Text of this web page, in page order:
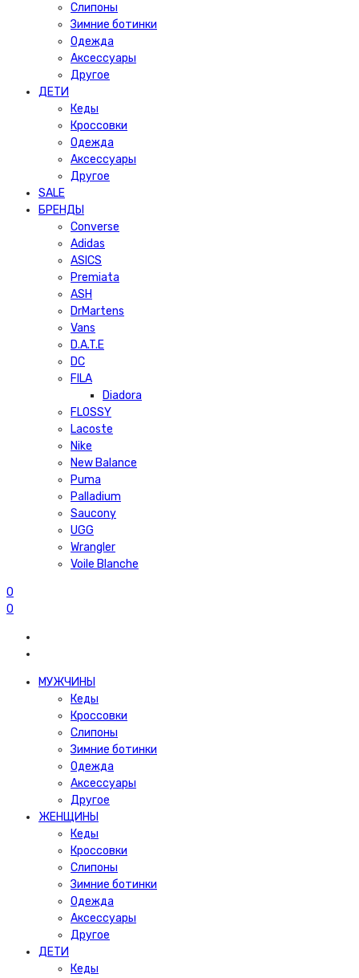
Слипоны
Зимние ботинки
Одежда
Аксессуары
Другое
ДЕТИ
Кеды
Кроссовки
Одежда
Аксессуары
Другое
SALE
БРЕНДЫ
Converse
Adidas
ASICS
Premiata
ASH
DrMartens
Vans
D.A.T.E
DC
FILA
Diadora
FLOSSY
Lacoste
Nike
New Balance
Puma
Palladium
Saucony
UGG
Wrangler
Voile Blanche
0
0
МУЖЧИНЫ
Кеды
Кроссовки
Слипоны
Зимние ботинки
Одежда
Аксессуары
Другое
ЖЕНЩИНЫ
Кеды
Кроссовки
Слипоны
Зимние ботинки
Одежда
Аксессуары
Другое
ДЕТИ
Кеды